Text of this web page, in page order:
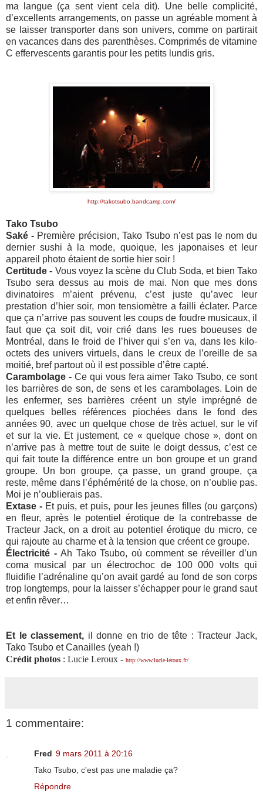
ma langue (ça sent vient cela dit). Une belle complicité,
d’excellents arrangements, on passe un agréable moment à
se laisser transporter dans son univers, comme on partirait
en vacances dans des parenthèses. Comprimés de vitamine
C effervescents garantis pour les petits lundis gris.
http://takotsubo.bandcamp.com/
Tako Tsubo
Saké - Première précision, Tako Tsubo n’est pas le nom du
dernier sushi à la mode, quoique, les japonaises et leur
appareil photo étaient de sortie hier soir !
Certitude - Vous voyez la scène du Club Soda, et bien Tako
Tsubo sera dessus au mois de mai. Non que mes dons
divinatoires m’aient prévenu, c’est juste qu’avec leur
prestation d’hier soir, mon tensiomètre a failli éclater. Parce
que ça n’arrive pas souvent les coups de foudre musicaux, il
faut que ça soit dit, voir crié dans les rues boueuses de
Montréal, dans le froid de l’hiver qui s’en va, dans les kilo-
octets des univers virtuels, dans le creux de l’oreille de sa
moitié, bref partout où il est possible d’être capté.
Carambolage - Ce qui vous fera aimer Tako Tsubo, ce sont
les barrières de son, de sens et les carambolages. Loin de
les enfermer, ses barrières créent un style imprégné de
quelques belles références piochées dans le fond des
années 90, avec un quelque chose de très actuel, sur le vif
et sur la vie. Et justement, ce « quelque chose », dont on
n’arrive pas à mettre tout de suite le doigt dessus, c’est ce
qui fait toute la différence entre un bon groupe et un grand
groupe. Un bon groupe, ça passe, un grand groupe, ça
reste, même dans l’éphémérité de la chose, on n’oublie pas.
Moi je n’oublierais pas.
Extase - Et puis, et puis, pour les jeunes filles (ou garçons)
en fleur, après le potentiel érotique de la contrebasse de
Tracteur Jack, on a droit au potentiel érotique du micro, ce
qui rajoute au charme et à la tension que créent ce groupe.
Électricité -Ah Tako Tsubo, où comment se réveiller d’un
coma musical par un électrochoc de 100 000 volts qui
fluidifie l’adrénaline qu’on avait gardé au fond de son corps
trop longtemps, pour la laisser s’échapper pour le grand saut
et enfin rêver…
Et le classement, il donne en trio de tête : Tracteur Jack,
Tako Tsubo et Canailles (yeah !)
Crédit photos : Lucie Leroux - http://www.lucie-leroux.fr/
1 commentaire:
Fred 9 mars 2011 à 20:16
Tako Tsubo, c'est pas une maladie ça?
Répondre